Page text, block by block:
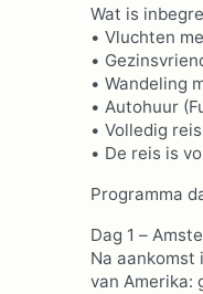
Wat is
• Vluchten
•
• Wandeling
• Autohuur
• Volledig
• De reis is
Programma
Dag 1 –
Na aankomst
van Amerika: